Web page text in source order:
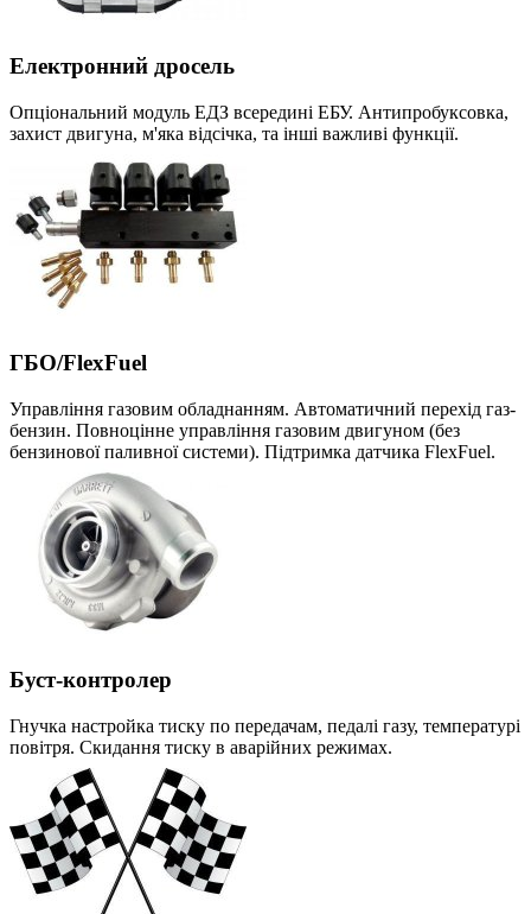
Електронний дросель
Опціональний модуль ЕДЗ всередині ЕБУ. Антипробуксовка,
захист двигуна, м'яка відсічка, та інші важливі функції.
ГБО/FlexFuel
Управління газовим обладнанням. Автоматичний перехід газ-
бензин. Повноцінне управління газовим двигуном (без
бензинової паливної системи). Підтримка датчика FlexFuel.
Буст-контролер
Гнучка настройка тиску по передачам, педалі газу, температурі
повітря. Скидання тиску в аварійних режимах.